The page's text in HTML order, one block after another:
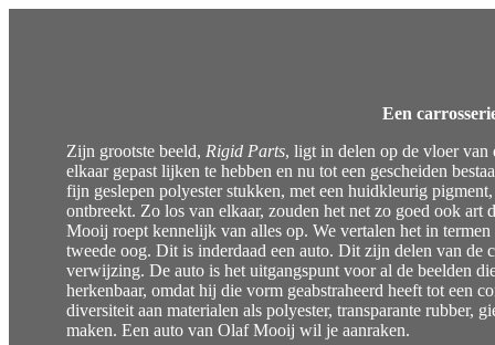
Een
Zijn grootste beeld, Rigid Parts, ligt in delen op de vloer van
elkaar gepast lijken te hebben en nu tot een gescheiden
fijn geslepen polyester stukken, met een huidkleurig
ontbreekt. Zo los van elkaar, zouden het net zo goed ook
Mooij roept kennelijk van alles op. We vertalen het in
tweede oog. Dit is inderdaad een auto. Dit zijn delen van de
verwijzing. De auto is het uitgangspunt voor al de beelden
herkenbaar, omdat hij die vorm geabstraheerd heeft tot een
diversiteit aan materialen als polyester, transparante rubber,
maken. Een auto van Olaf Mooij wil je aanraken.